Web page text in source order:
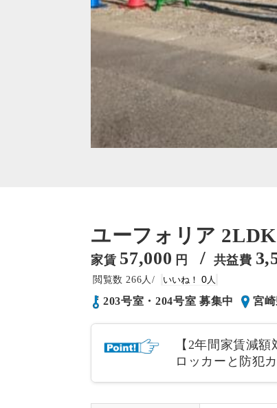
ユーフォリア
家賃 57,000 円 / 共益費
266 0
203号室・204号室 募集中 宮
【2年間家賃減
ロッカーと防犯